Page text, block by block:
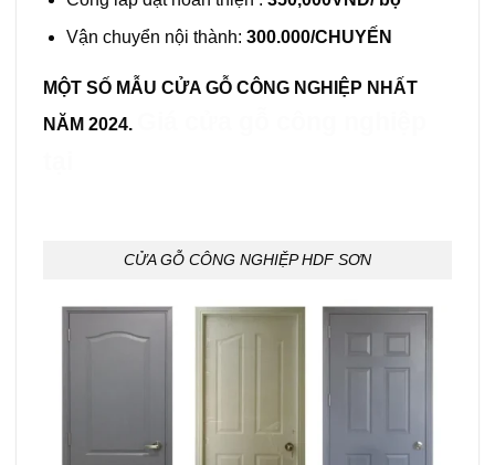
Vận chuyển nội thành: 300.000/CHUYẾN
MỘT SỐ MẪU CỬA GỖ CÔNG NGHIỆP NHẤT
NĂM 2024.
CỬA GỖ CÔNG NGHIỆP HDF SƠN